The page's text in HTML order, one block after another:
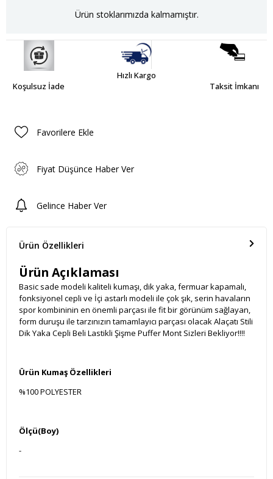
Ürün stoklarımızda kalmamıştır.
Koşulsuz İade
Hızlı Kargo
Taksit İmkanı
Favorilere Ekle
Fiyat Düşünce Haber Ver
Gelince Haber Ver
Ürün Özellikleri
Ürün Açıklaması
Basic sade modeli kaliteli kumaşı, dik yaka, fermuar kapamalı,
fonksiyonel cepli ve İçi astarlı modeli ile çok şık, serin havaların
spor kombininin en önemli parçası ile fit bir görünüm sağlayan,
form duruşu ile tarzınızın tamamlayıcı parçası olacak Alaçatı Stili
Dik Yaka Cepli Beli Lastikli Şişme Puffer Mont Sizleri Bekliyor!!!!
Ürün Kumaş Özellikleri
%100 POLYESTER
Ölçü(Boy)
-